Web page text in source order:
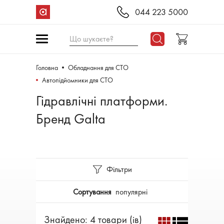
044 223 5000
Що шукаєте?
Головна
Обладнання для СТО
Автопідйомники для СТО
Гідравлічні платформи.
Бренд Galta
Фільтри
Сортування популярні
Знайдено: 4 товари (ів)